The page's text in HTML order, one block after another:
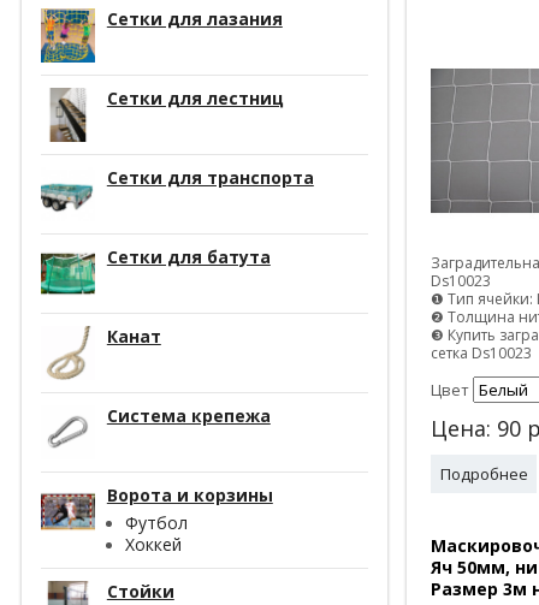
Сетки для лазания
Сетки для лестниц
Сетки для транспорта
Сетки для батута
Канат
Система крепежа
Ворота и корзины
Футбол
Хоккей
Стойки
Ds10023
❶ Тип ячейки:
❷ Толщина
❸ Купить
сетка Ds10023
Цвет
Цена: 90
Подробнее
Яч 50мм,
Размер 3м